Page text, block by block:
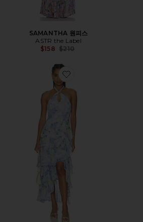
SAMANTHA 원피스
ASTR the Label
$158 Previous price:
$210
Favorite BETHINA 원피스